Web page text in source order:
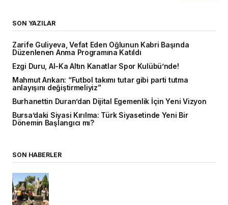
SON YAZILAR
Zarife Guliyeva, Vefat Eden Oğlunun Kabri Başında
Düzenlenen Anma Programına Katıldı
Ezgi Duru, Al-Ka Altın Kanatlar Spor Kulübü’nde!
Mahmut Arıkan: “Futbol takımı tutar gibi parti tutma
anlayışını değiştirmeliyiz”
Burhanettin Duran’dan Dijital Egemenlik İçin Yeni Vizyon
Bursa’daki Siyasi Kırılma: Türk Siyasetinde Yeni Bir
Dönemin Başlangıcı mı?
SON HABERLER